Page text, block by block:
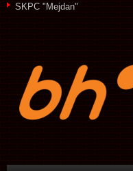
SKPC "Mejdan"